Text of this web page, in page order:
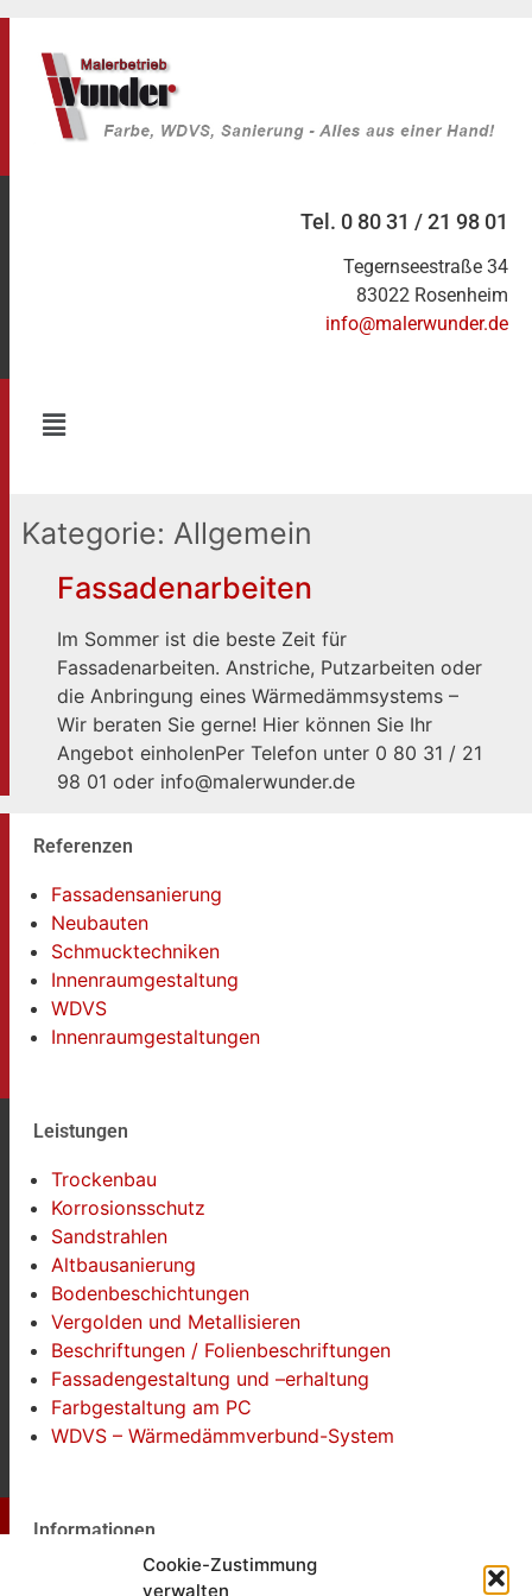
Cookie-Zustimmung
verwalten
Tel. 0 80 31 / 21 98 01
Tegernseestraße 34
83022 Rosenheim
info@malerwunder.de
Kategorie: Allgemein
Fassadenarbeiten
Im Sommer ist die beste Zeit für
Fassadenarbeiten. Anstriche, Putzarbeiten oder
die Anbringung eines Wärmedämmsystems –
Wir beraten Sie gerne! Hier können Sie Ihr
Angebot einholenPer Telefon unter 0 80 31 / 21
98 01 oder info@malerwunder.de
Referenzen
Fassadensanierung
Neubauten
Schmucktechniken
Innenraumgestaltung
WDVS
Innenraumgestaltungen
Leistungen
Trockenbau
Korrosionsschutz
Sandstrahlen
Altbausanierung
Bodenbeschichtungen
Vergolden und Metallisieren
Beschriftungen / Folienbeschriftungen
Fassadengestaltung und –erhaltung
Farbgestaltung am PC
WDVS – Wärmedämmverbund-System
Informationen